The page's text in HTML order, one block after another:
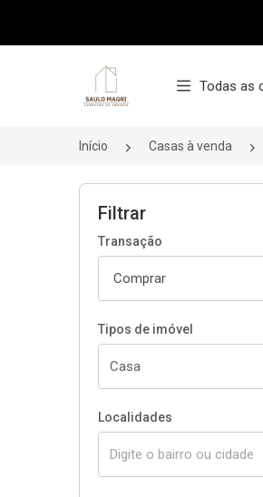
Página inicial
Todas as
Início Casas à venda
Filtrar
Transação
Tipos de imóvel
Localidades